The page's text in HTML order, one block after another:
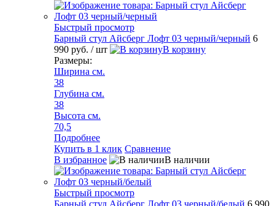
Быстрый просмотр
Барный стул Айсберг Лофт 03 черный/черный 6
990 руб. / шт
В корзину
Размеры:
Ширина см.
38
Глубина см.
38
Высота см.
70,5
Подробнее
Купить в 1 клик Сравнение
В избранное
В наличии
Быстрый просмотр
Барный стул Айсберг Лофт 03 черный/белый 6 990